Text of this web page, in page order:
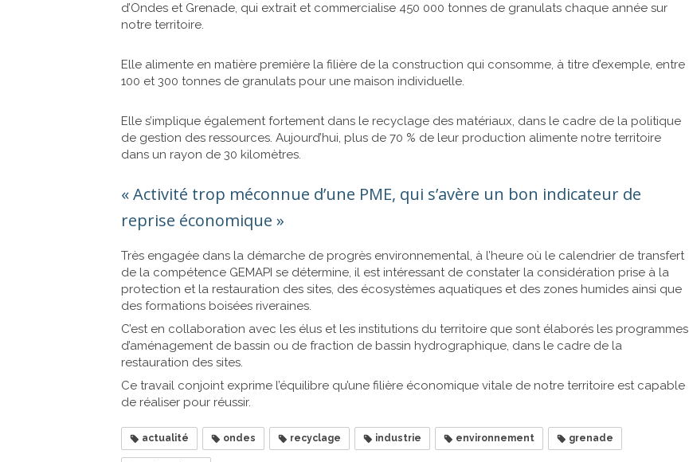
d’Ondes et Grenade, qui extrait et commercialise 450 000 tonnes de granulats chaque année sur
notre territoire.
Elle alimente en matière première la filière de la construction qui consomme, à titre d’exemple, entre
100 et 300 tonnes de granulats pour une maison individuelle.
Elle s’implique également fortement dans le recyclage des matériaux, dans le cadre de la politique
de gestion des ressources. Aujourd’hui, plus de 70 % de leur production alimente notre territoire
dans un rayon de 30 kilomètres.
« Activité trop méconnue d’une PME, qui s’avère un bon indicateur de
reprise économique »
Très engagée dans la démarche de progrès environnemental, à l’heure où le calendrier de transfert
de la compétence GEMAPI se détermine, il est intéressant de constater la considération prise à la
protection et la restauration des sites, des écosystèmes aquatiques et des zones humides ainsi que
des formations boisées riveraines.
C’est en collaboration avec les élus et les institutions du territoire que sont élaborés les programmes
d’aménagement de bassin ou de fraction de bassin hydrographique, dans le cadre de la
restauration des sites.
Ce travail conjoint exprime l’équilibre qu’une filière économique vitale de notre territoire est capable
de réaliser pour réussir.
actualité ondes recyclage industrie environnement grenade